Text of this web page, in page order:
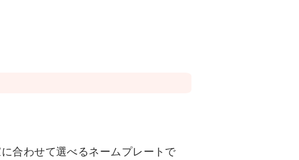
合わせて選べるネームプレートで